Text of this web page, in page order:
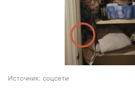
Источник: соцсети